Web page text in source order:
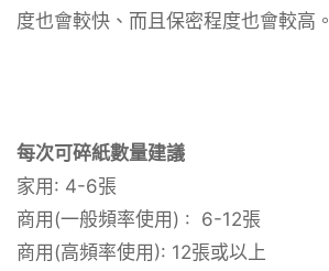
度也會較快、而且保密程度也會較高。
每次可碎紙數量建議
家用: 4-6張
商用(一般頻率使用) : 6-12張
商用(高頻率使用): 12張或以上